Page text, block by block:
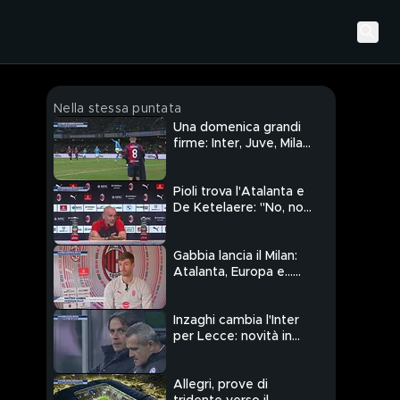
Nella stessa puntata
Una domenica grandi
firme: Inter, Juve, Milan
Pioli trova l'Atalanta e
De Ketelaere: "No, non
Gabbia lancia il Milan:
Atalanta, Europa e...
Inzaghi cambia l'Inter
per Lecce: novità in
Allegri, prove di